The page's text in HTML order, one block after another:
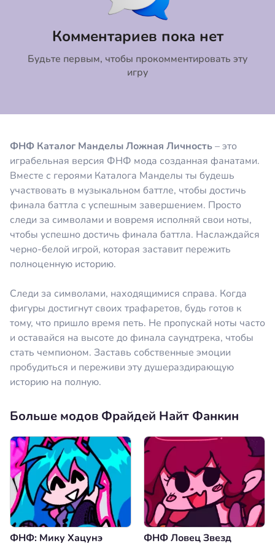
ФНФ Каталог Манделы Ложная Личность– это
играбельная версия ФНФ мода созданная фанатами.
Вместе с героями Каталога Манделы ты будешь
участвовать в музыкальном баттле, чтобы достичь
финала баттла с успешным завершением. Просто
следи за символами и вовремя исполняй свои ноты,
чтобы успешно достичь финала баттла. Наслаждайся
черно-белой игрой, которая заставит пережить
полноценную историю.
Следи за символами, находящимися справа. Когда
фигуры достигнут своих трафаретов, будь готов к
тому, что пришло время петь. Не пропускай ноты часто
и оставайся на высоте до финала саундтрека, чтобы
стать чемпионом. Заставь собственные эмоции
пробудиться и переживи эту душераздирающую
историю на полную.
Комментариев пока нет
Будьте первым, чтобы прокомментировать эту
игру
Коментировать
Больше модов Фрайдей Найт Фанкин
ФНФ: Мику Хацунэ ФНФ Ловец Звезд